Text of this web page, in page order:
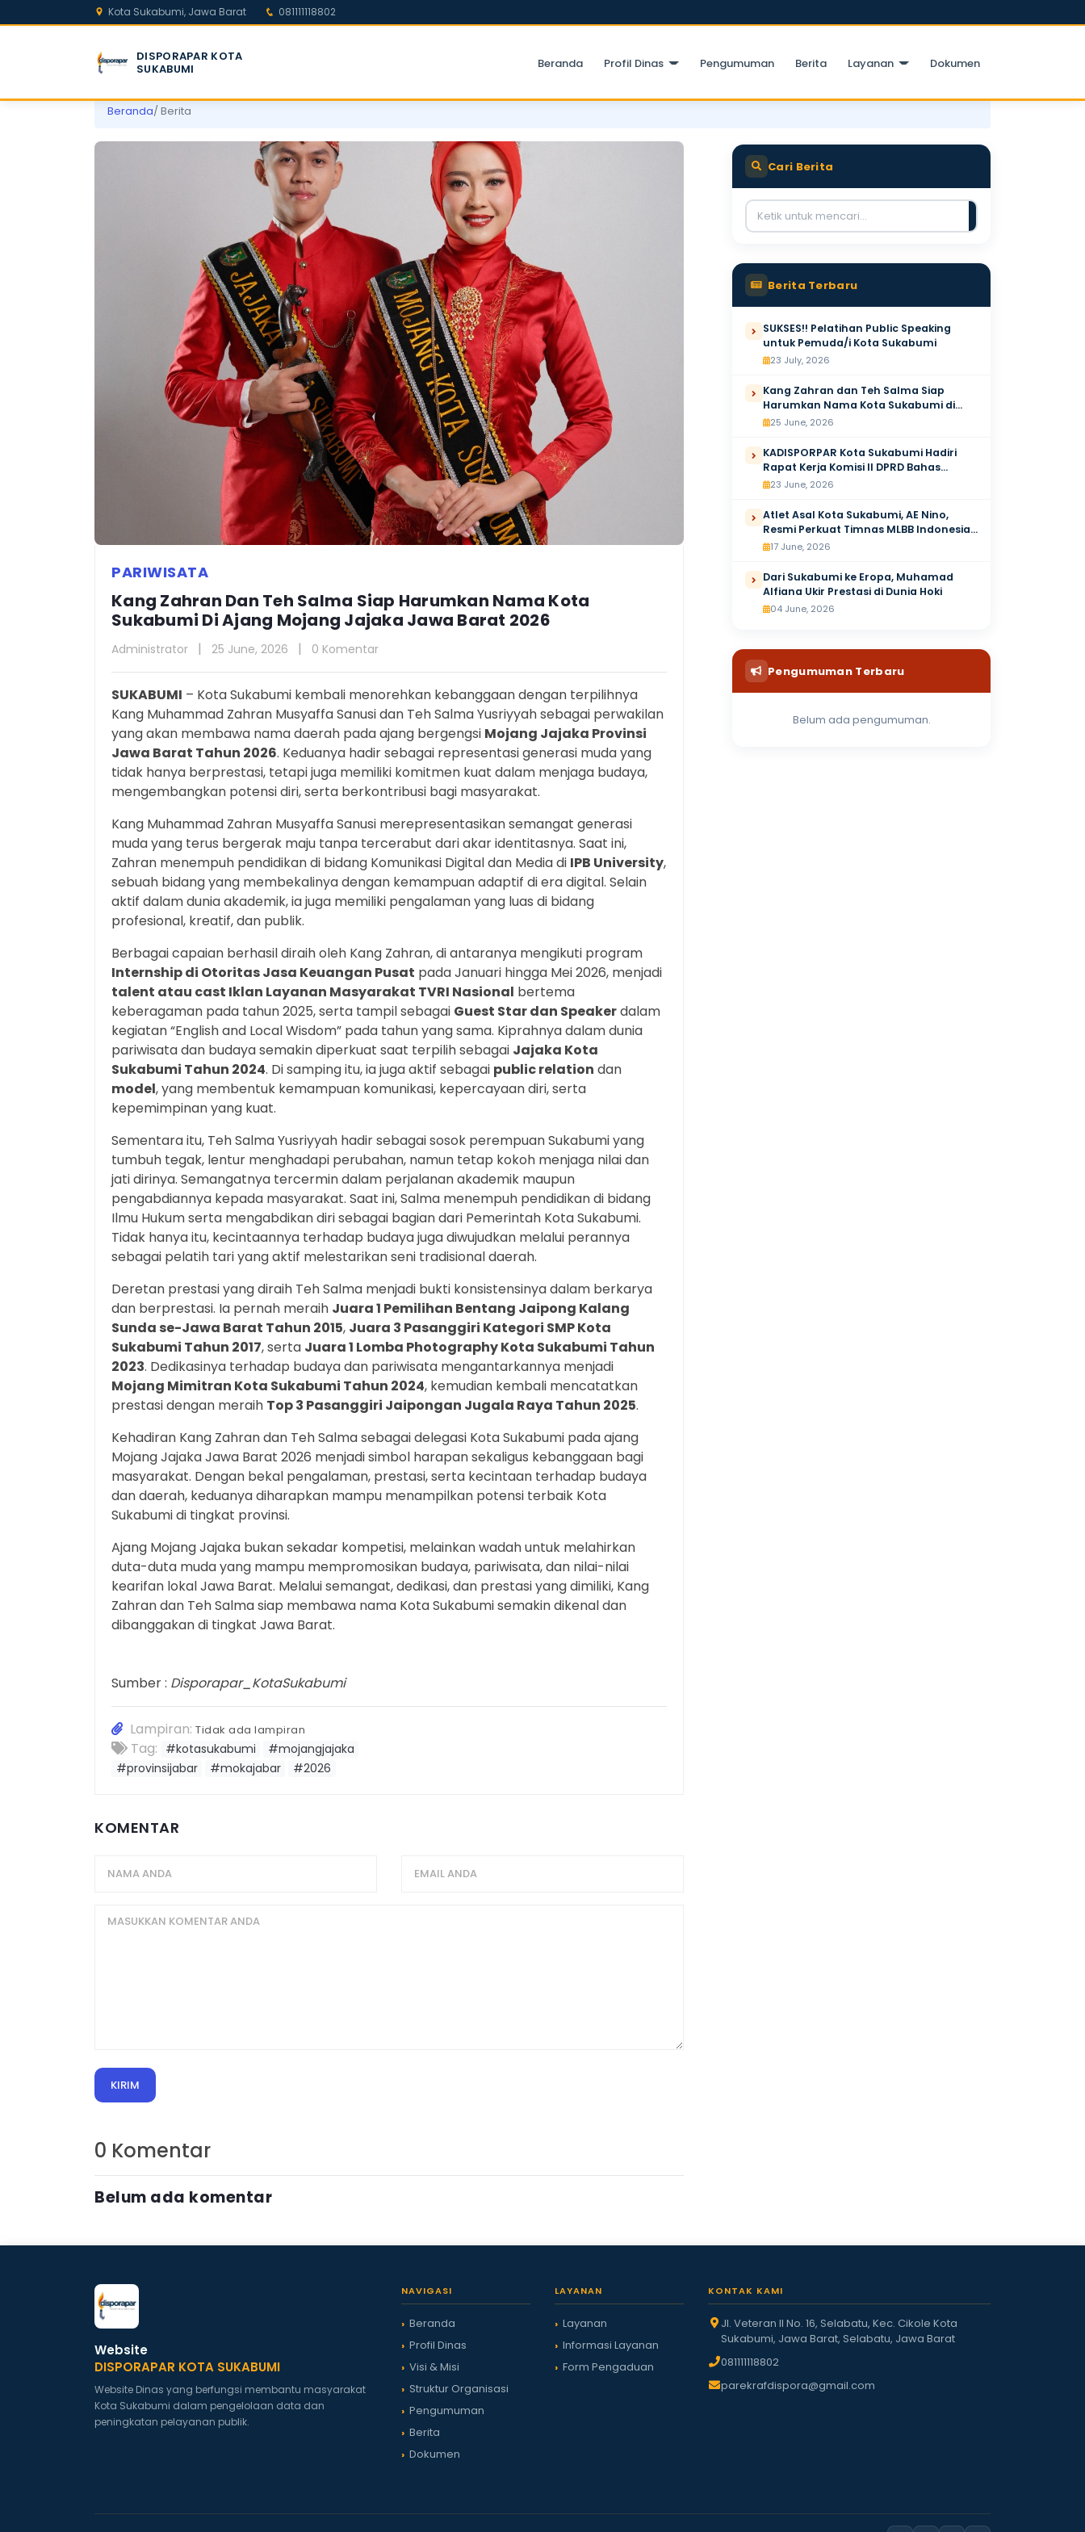
Kota Sukabumi, Jawa Barat 081111118802
DISPORAPAR KOTA
SUKABUMI
Beranda Profil Dinas Pengumuman Berita Layanan Dokumen
Beranda/ Berita
PARIWISATA
Kang Zahran Dan Teh Salma Siap Harumkan Nama Kota
Sukabumi Di Ajang Mojang Jajaka Jawa Barat 2026
Administrator 25 June, 2026 0 Komentar
SUKABUMI – Kota Sukabumi kembali menorehkan kebanggaan dengan terpilihnya
Kang Muhammad Zahran Musyaffa Sanusi dan Teh Salma Yusriyyah sebagai perwakilan
yang akan membawa nama daerah pada ajang bergengsi Mojang Jajaka Provinsi
Jawa Barat Tahun 2026. Keduanya hadir sebagai representasi generasi muda yang
tidak hanya berprestasi, tetapi juga memiliki komitmen kuat dalam menjaga budaya,
mengembangkan potensi diri, serta berkontribusi bagi masyarakat.
Kang Muhammad Zahran Musyaffa Sanusi merepresentasikan semangat generasi
muda yang terus bergerak maju tanpa tercerabut dari akar identitasnya. Saat ini,
Zahran menempuh pendidikan di bidang Komunikasi Digital dan Media di IPB University,
sebuah bidang yang membekalinya dengan kemampuan adaptif di era digital. Selain
aktif dalam dunia akademik, ia juga memiliki pengalaman yang luas di bidang
profesional, kreatif, dan publik.
Berbagai capaian berhasil diraih oleh Kang Zahran, di antaranya mengikuti program
Internship di Otoritas Jasa Keuangan Pusat pada Januari hingga Mei 2026, menjadi
talent atau cast Iklan Layanan Masyarakat TVRI Nasional bertema
keberagaman pada tahun 2025, serta tampil sebagai Guest Star dan Speakerdalam
kegiatan “English and Local Wisdom” pada tahun yang sama. Kiprahnya dalam dunia
pariwisata dan budaya semakin diperkuat saat terpilih sebagai Jajaka Kota
Sukabumi Tahun 2024. Di samping itu, ia juga aktif sebagai public relation dan
model, yang membentuk kemampuan komunikasi, kepercayaan diri, serta
kepemimpinan yang kuat.
Sementara itu, Teh Salma Yusriyyah hadir sebagai sosok perempuan Sukabumi yang
tumbuh tegak, lentur menghadapi perubahan, namun tetap kokoh menjaga nilai dan
jati dirinya. Semangatnya tercermin dalam perjalanan akademik maupun
pengabdiannya kepada masyarakat. Saat ini, Salma menempuh pendidikan di bidang
Ilmu Hukum serta mengabdikan diri sebagai bagian dari Pemerintah Kota Sukabumi.
Tidak hanya itu, kecintaannya terhadap budaya juga diwujudkan melalui perannya
sebagai pelatih tari yang aktif melestarikan seni tradisional daerah.
Deretan prestasi yang diraih Teh Salma menjadi bukti konsistensinya dalam berkarya
dan berprestasi. Ia pernah meraih Juara 1 Pemilihan Bentang Jaipong Kalang
Sunda se-Jawa Barat Tahun 2015, Juara 3 Pasanggiri Kategori SMP Kota
Sukabumi Tahun 2017, serta Juara 1 Lomba Photography Kota Sukabumi Tahun
2023. Dedikasinya terhadap budaya dan pariwisata mengantarkannya menjadi
Mojang Mimitran Kota Sukabumi Tahun 2024, kemudian kembali mencatatkan
prestasi dengan meraih Top 3 Pasanggiri Jaipongan Jugala Raya Tahun 2025.
Kehadiran Kang Zahran dan Teh Salma sebagai delegasi Kota Sukabumi pada ajang
Mojang Jajaka Jawa Barat 2026 menjadi simbol harapan sekaligus kebanggaan bagi
masyarakat. Dengan bekal pengalaman, prestasi, serta kecintaan terhadap budaya
dan daerah, keduanya diharapkan mampu menampilkan potensi terbaik Kota
Sukabumi di tingkat provinsi.
Ajang Mojang Jajaka bukan sekadar kompetisi, melainkan wadah untuk melahirkan
duta-duta muda yang mampu mempromosikan budaya, pariwisata, dan nilai-nilai
kearifan lokal Jawa Barat. Melalui semangat, dedikasi, dan prestasi yang dimiliki, Kang
Zahran dan Teh Salma siap membawa nama Kota Sukabumi semakin dikenal dan
dibanggakan di tingkat Jawa Barat.
Sumber : Disporapar_KotaSukabumi
Lampiran: Tidak ada lampiran
Tag: #kotasukabumi
#mojangjajaka
#provinsijabar
#mokajabar #2026
KOMENTAR
KIRIM
0 Komentar
Belum ada komentar
Cari Berita
Berita Terbaru
SUKSES!! Pelatihan Public Speaking
untuk Pemuda/i Kota Sukabumi
23 July, 2026
Kang Zahran dan Teh Salma Siap
Harumkan Nama Kota Sukabumi di
Ajang Mojang Jajaka Jawa Barat 2026
25 June, 2026
KADISPORPAR Kota Sukabumi Hadiri
Rapat Kerja Komisi II DPRD Bahas
Raperda Pemberdayaan Ekonomi
23 June, 2026
Atlet Asal Kota Sukabumi, AE Nino,
Resmi Perkuat Timnas MLBB Indonesia
di Asian Games 2026
17 June, 2026
Dari Sukabumi ke Eropa, Muhamad
Alfiana Ukir Prestasi di Dunia Hoki
04 June, 2026
Pengumuman Terbaru
Belum ada pengumuman.
Website
DISPORAPAR KOTA SUKABUMI
Website Dinas yang berfungsi membantu masyarakat
Kota Sukabumi dalam pengelolaan data dan
peningkatan pelayanan publik.
NAVIGASI
Beranda
Profil Dinas
Visi & Misi
Struktur Organisasi
Pengumuman
Berita
Dokumen
LAYANAN
Layanan
Informasi Layanan
Form Pengaduan
KONTAK KAMI
Jl. Veteran II No. 16, Selabatu, Kec. Cikole Kota
Sukabumi, Jawa Barat, Selabatu, Jawa Barat
081111118802
parekrafdispora@gmail.com